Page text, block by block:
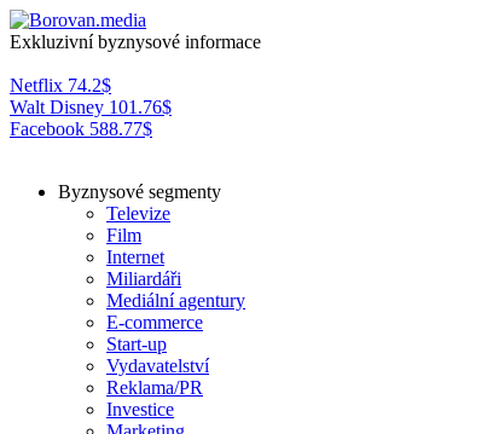
Exkluzivní byznysové informace
Netflix 74.2$
Walt Disney 101.76$
Facebook 588.77$
Byznysové segmenty
Televize
Film
Internet
Miliardáři
Mediální agentury
E-commerce
Start-up
Vydavatelství
Reklama/PR
Investice